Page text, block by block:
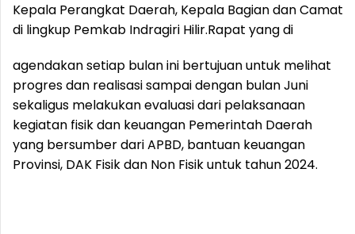
Kepala Perangkat Daerah, Kepala Bagian dan Camat
di lingkup Pemkab Indragiri Hilir.Rapat yang di
agendakan setiap bulan ini bertujuan untuk melihat
progres dan realisasi sampai dengan bulan Juni
sekaligus melakukan evaluasi dari pelaksanaan
kegiatan fisik dan keuangan Pemerintah Daerah
yang bersumber dari APBD, bantuan keuangan
Provinsi, DAK Fisik dan Non Fisik untuk tahun 2024.